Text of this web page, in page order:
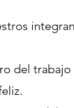
del